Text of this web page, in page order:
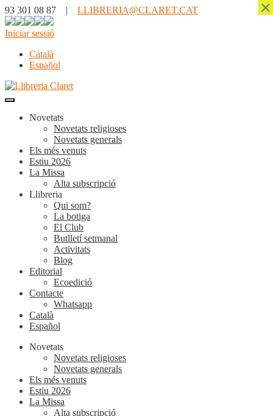
93 301 08 87 | LLIBRERIA@CLARET.CAT
Iniciar sessió
Català
Español
Novetats
Novetats religioses
Novetats generals
Els més venuts
Estiu 2026
La Missa
Alta subscripció
Llibreria
Qui som?
La botiga
El Club
Butlletí setmanal
Activitats
Blog
Editorial
Ecoedició
Contacte
Whatsapp
Català
Español
Novetats
Novetats religioses
Novetats generals
Els més venuts
Estiu 2026
La Missa
Alta subscripció
×